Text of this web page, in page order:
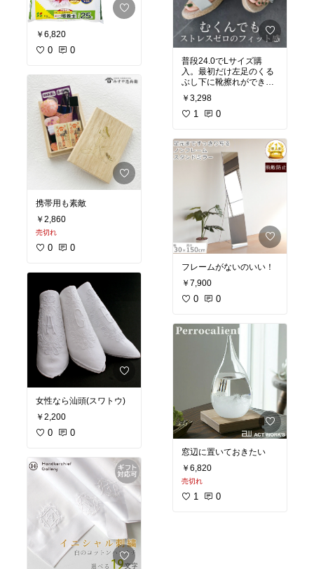
￥6,820
0 0
携帯用も素敵
￥2,860
売切れ
0 0
女性なら汕頭(スワトウ)
￥2,200
0 0
普段24.0でLサイズ購
入。最初だけ左足のくる
ぶし下に靴擦れができま
ともありません。足がき
れいに見えるし歩きやす
汚れが目立つので購入を
躊躇したものの、このお
値段なら惜しくありませ
ん。最近買って良かった
物ランク上位です。色違
いでシルバーも購入しま
す。
￥3,298
1 0
フレームがないのいい！
￥7,900
0 0
窓辺に置いておきたい
￥6,820
売切れ
1 0